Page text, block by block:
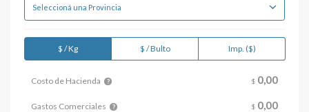
$ / Kg $ / Bulto Imp. ($)
Costo de Hacienda ? $ 0,00
Gastos Comerciales ? $ 0,00